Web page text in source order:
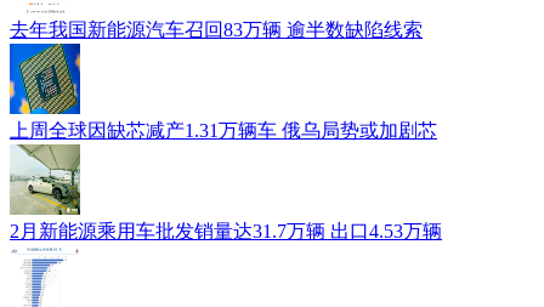
去年我国新能源汽车召回83万辆 逾半数缺陷线索
上周全球因缺芯减产1.31万辆车 俄乌局势或加剧芯
2月新能源乘用车批发销量达31.7万辆 出口4.53万辆